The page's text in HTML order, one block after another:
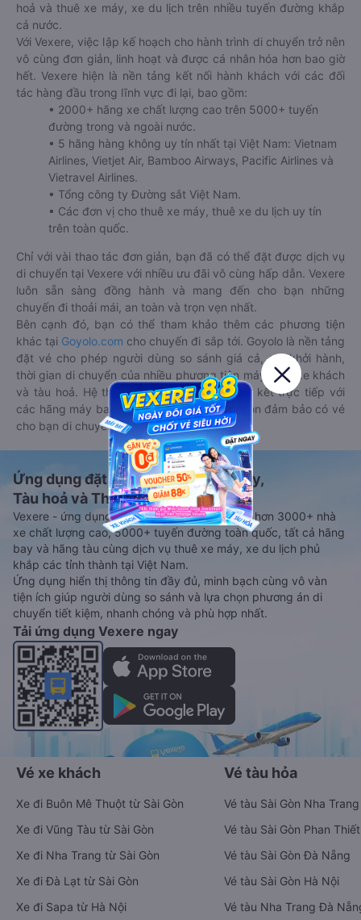
hoả và thuê xe máy, xe du lịch trên nhiều tuyến đường khắp
cả nước.
Với Vexere, việc lập kế hoạch cho hành trình di chuyển trở nên
vô cùng đơn giản, linh hoạt và được cá nhân hóa hơn bao giờ
hết. Vexere hiện là nền tảng kết nối hành khách với các đối
tác hàng đầu trong lĩnh vực đi lại, bao gồm:
• 2000+ hãng xe chất lượng cao trên 5000+ tuyến
đường trong và ngoài nước.
• 5 hãng hàng không uy tín nhất tại Việt Nam: Vietnam
Airlines, Vietjet Air, Bamboo Airways, Pacific Airlines và
Vietravel Airlines.
• Tổng công ty Đường sắt Việt Nam.
• Các đơn vị cho thuê xe máy, thuê xe du lịch uy tín
trên toàn quốc.
Chỉ với vài thao tác đơn giản, bạn đã có thể đặt được dịch vụ
di chuyển tại Vexere với nhiều ưu đãi vô cùng hấp dẫn. Vexere
luôn sẵn sàng đồng hành và mang đến cho bạn những
chuyến đi thoải mái, an toàn và trọn vẹn nhất.
Bên cạnh đó, bạn có thể tham khảo thêm các phương tiện
khác tại Goyolo.com cho chuyến đi sắp tới. Goyolo là nền tảng
đặt vé cho phép người dùng so sánh giá cả, giờ khởi hành,
thời gian di chuyển của nhiều phương tiện máy bay, xe khách
và tàu hoả. Hệ thống của Goyolo được liên kết trực tiếp với
các hãng máy bay, xe khách và tàu hoả, luôn đảm bảo có vé
cho bạn di chuyển.
Ứng dụng đặt vé Xe khách, Máy bay,
Tàu hoả và Thuê xe
Vexere - ứng dụng đặt vé đa phương tiện với hơn 3000+ nhà
xe chất lượng cao, 5000+ tuyến đường toàn quốc, tất cả hãng
bay và hãng tàu cùng dịch vụ thuê xe máy, xe du lịch phủ
khắp các tỉnh thành tại Việt Nam.
Ứng dụng hiển thị thông tin đầy đủ, minh bạch cùng vô vàn
tiện ích giúp người dùng so sánh và lựa chọn phương án di
chuyển tiết kiệm, nhanh chóng và phù hợp nhất.
Tải ứng dụng Vexere ngay
Vé xe khách
Xe đi Buôn Mê Thuột từ Sài Gòn
Xe đi Vũng Tàu từ Sài Gòn
Xe đi Nha Trang từ Sài Gòn
Xe đi Đà Lạt từ Sài Gòn
Xe đi Sapa từ Hà Nội
Vé tàu hỏa
Vé tàu Sài Gòn Nha Trang
Vé tàu Sài Gòn Phan Thiết
Vé tàu Sài Gòn Đà Nẵng
Vé tàu Sài Gòn Hà Nội
Vé tàu Nha Trang Đà